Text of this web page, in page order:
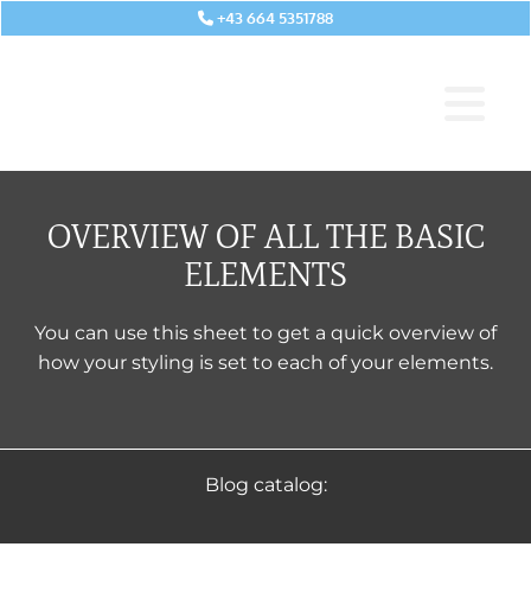
 +43 664 5351788
OVERVIEW OF ALL THE BASIC
ELEMENTS
You can use this sheet to get a quick overview of
how your styling is set to each of your elements.
Blog catalog: